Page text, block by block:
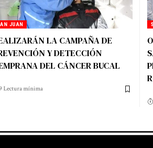
JUAN
LA CAMPAÑA DE
Y DETECCIÓN
DEL CÁNCER BUCAL
Lectura mínima